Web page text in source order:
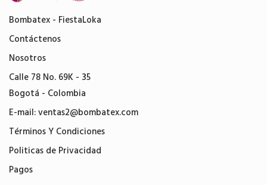
Bombatex - FiestaLoka
Contáctenos
Nosotros
Calle 78 No. 69K - 35
Bogotá - Colombia
E-mail:ventas2@bombatex.com
Términos Y Condiciones
Politicas de Privacidad
Pagos